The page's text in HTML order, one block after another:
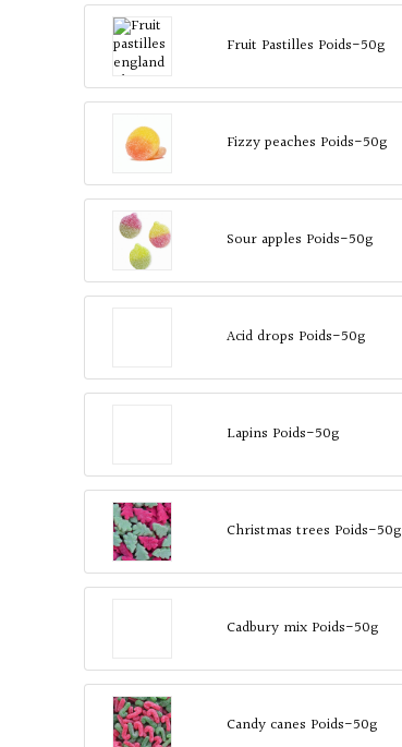
Fruit Pastilles Poids-50g
Fizzy peaches Poids-50g
Sour apples Poids-50g
Acid drops Poids-50g
Lapins Poids-50g
Christmas trees Poids-50g
Cadbury mix Poids-50g
Candy canes Poids-50g